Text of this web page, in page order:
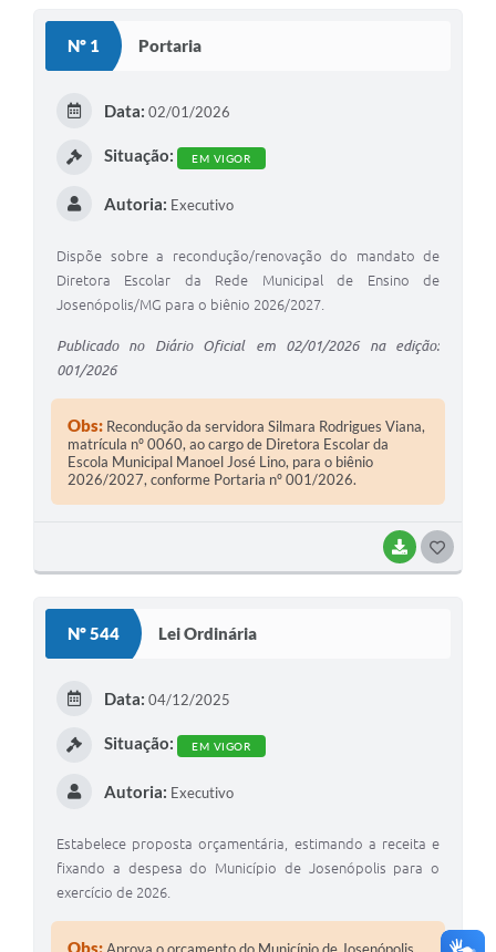
Nº 1 Portaria
BAIXAR
Data: 02/01/2026
Situação: EM VIGOR
Autoria: Executivo
Dispõe sobre a recondução/renovação do mandato de
Diretora Escolar da Rede Municipal de Ensino de
Josenópolis/MG para o biênio 2026/2027.
Publicado no Diário Oficial em 02/01/2026 na edição:
001/2026
Obs: Recondução da servidora Silmara Rodrigues Viana,
matrícula nº 0060, ao cargo de Diretora Escolar da
Escola Municipal Manoel José Lino, para o biênio
2026/2027, conforme Portaria nº 001/2026.
Nº 544 Lei Ordinária
Data: 04/12/2025
Situação: EM VIGOR
Autoria: Executivo
Estabelece proposta orçamentária, estimando a receita e
fixando a despesa do Município de Josenópolis para o
exercício de 2026.
Obs: Aprova o orçamento do Município de Josenópolis